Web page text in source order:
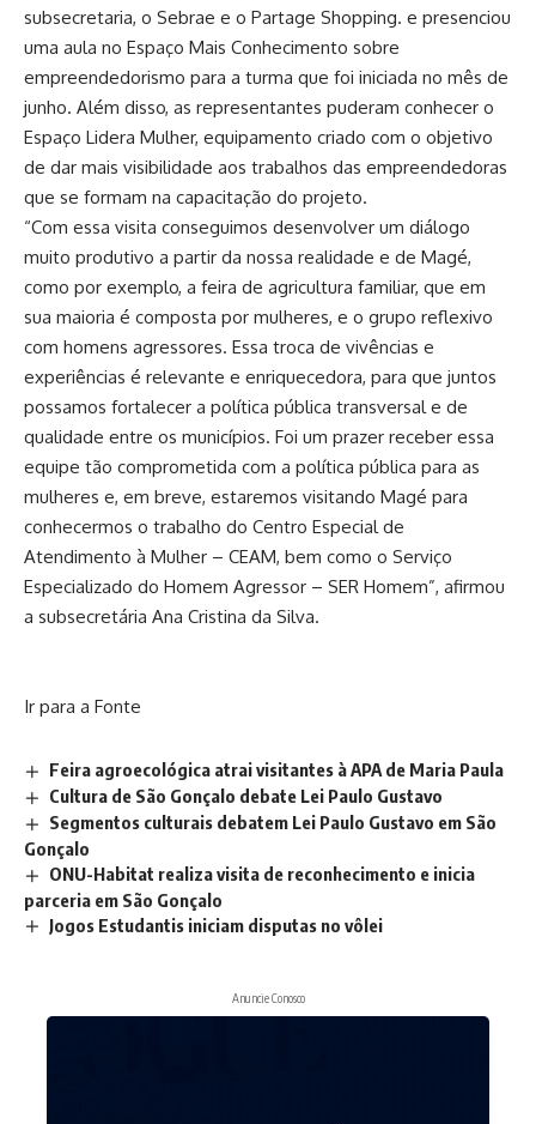
subsecretaria, o Sebrae e o Partage Shopping. e presenciou
uma aula no Espaço Mais Conhecimento sobre
empreendedorismo para a turma que foi iniciada no mês de
junho. Além disso, as representantes puderam conhecer o
Espaço Lidera Mulher, equipamento criado com o objetivo
de dar mais visibilidade aos trabalhos das empreendedoras
que se formam na capacitação do projeto.
“Com essa visita conseguimos desenvolver um diálogo
muito produtivo a partir da nossa realidade e de Magé,
como por exemplo, a feira de agricultura familiar, que em
sua maioria é composta por mulheres, e o grupo reflexivo
com homens agressores. Essa troca de vivências e
experiências é relevante e enriquecedora, para que juntos
possamos fortalecer a política pública transversal e de
qualidade entre os municípios. Foi um prazer receber essa
equipe tão comprometida com a política pública para as
mulheres e, em breve, estaremos visitando Magé para
conhecermos o trabalho do Centro Especial de
Atendimento à Mulher – CEAM, bem como o Serviço
Especializado do Homem Agressor – SER Homem”, afirmou
a subsecretária Ana Cristina da Silva.
Ir para a Fonte
Feira agroecológica atrai visitantes à APA de Maria Paula
Cultura de São Gonçalo debate Lei Paulo Gustavo
Segmentos culturais debatem Lei Paulo Gustavo em São
Gonçalo
ONU-Habitat realiza visita de reconhecimento e inicia
parceria em São Gonçalo
Jogos Estudantis iniciam disputas no vôlei
Anuncie Conosco